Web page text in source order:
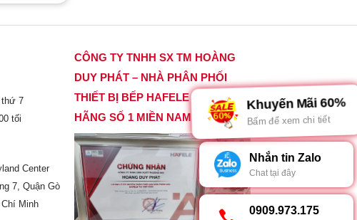
7
tối
Center
7, Quận Gò
Minh
CÔNG TY TNHH SX TM HOÀNG
DUY PHÁT – NHÀ PHÂN PHỐI
THIẾT BỊ BẾP HAFELE CHÍNH
HÃNG SỐ 1 MIỀN NAM
Khuyến Mãi 60%
Bấm để xem chi tiết
Nhắn tin Zalo
Chat tại đây
0909.973.175